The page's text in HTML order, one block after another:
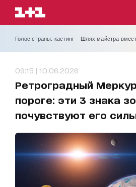
Голос страны: кастинг Шлях майстра
09:15 | 10.06.2026
Ретроградный
пороге: эти 3 знака
почувствуют его